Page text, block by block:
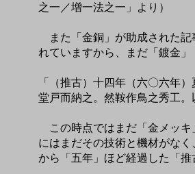
之一／增一法之一」より）
また「金銅」が助成された記
れていますから、まだ「鍍金
「（推古）十四年（六〇六年
堂戸而納之。然鞍作鳥之秀工
この時点ではまだ「金メッキ
にはまだその技術と機材がな
から「五年」ほど経過した「推